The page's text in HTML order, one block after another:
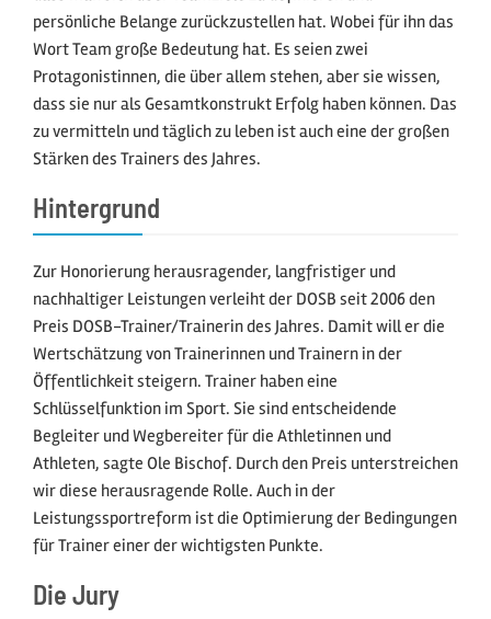
persönliche Belange zurückzustellen hat. Wobei für ihn das
Wort Team große Bedeutung hat. Es seien zwei
Protagonistinnen, die über allem stehen, aber sie wissen,
dass sie nur als Gesamtkonstrukt Erfolg haben können. Das
zu vermitteln und täglich zu leben ist auch eine der großen
Stärken des Trainers des Jahres.
Hintergrund
Zur Honorierung herausragender, langfristiger und
nachhaltiger Leistungen verleiht der DOSB seit 2006 den
Preis DOSB-Trainer/Trainerin des Jahres. Damit will er die
Wertschätzung von Trainerinnen und Trainern in der
Öffentlichkeit steigern. Trainer haben eine
Schlüsselfunktion im Sport. Sie sind entscheidende
Begleiter und Wegbereiter für die Athletinnen und
Athleten, sagte Ole Bischof. Durch den Preis unterstreichen
wir diese herausragende Rolle. Auch in der
Leistungssportreform ist die Optimierung der Bedingungen
für Trainer einer der wichtigsten Punkte.
Die Jury